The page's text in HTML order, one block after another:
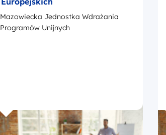
Mazowiecka Jednostka Wdrażania
Programów Unijnych